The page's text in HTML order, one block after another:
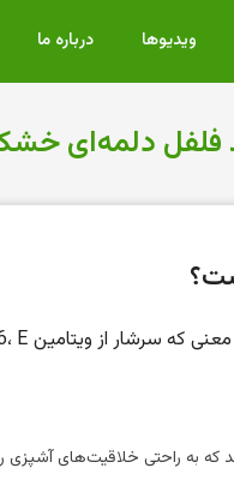
ویدیوها درباره ما
فلفل دلمه‌ای
به راحتی خلاقیت‌های آشپزی